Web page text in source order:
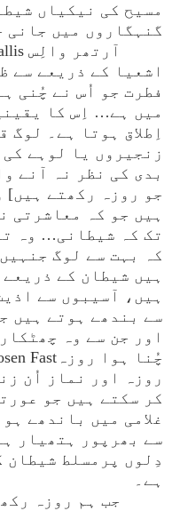
مسیح کی نیکیاں
گنہگاروں میں جانی
اشعیا کے ذریعے سے
فطرت جو اُس نے چُنی
میں ہے… اِس کا
اِطلاق ہوتا ہے۔ لوگ
زنجیروں یا لوہے
بدی کی نظر نہ آنے
جو روزہ رکھتے ہیں]
ہیں جو کہ معاشرتی
تک کہ شیطانی… وہ
کہ بہت سے لوگ
ہیں شیطان کے
ہیں، آسیبوں سے
سے بندھے ہوتے ہیں
اور جن سے وہ
روزہ اور نماز اُن
کر سکتے ہیں جو
غلامی میں باندھے
سے بھرپور ہتھیار
دِلوں پرمسلط شیطان
ہے۔
جب ہم روزہ